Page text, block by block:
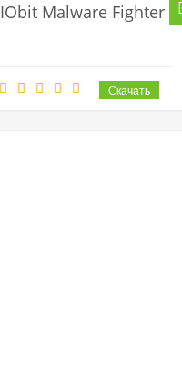
IObit Malware Fighter